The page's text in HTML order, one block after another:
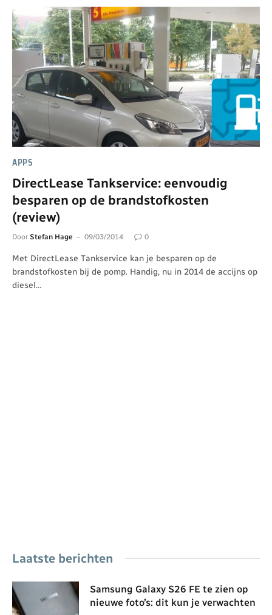
APPS
DirectLease Tankservice: eenvoudig
besparen op de brandstofkosten
(review)
Door Stefan Hage 09/03/2014 0
Met DirectLease Tankservice kan je besparen op de
brandstofkosten bij de pomp. Handig, nu in 2014 de accijns op
diesel…
Laatste berichten
Samsung Galaxy S26 FE te zien op
nieuwe foto’s: dit kun je verwachten